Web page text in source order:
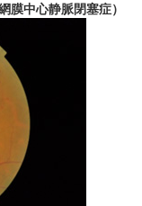
膜中心静脈閉塞症）